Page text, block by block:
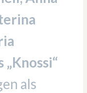
„Knossi“
als